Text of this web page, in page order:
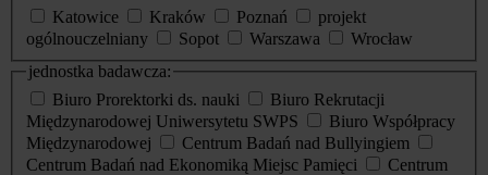
Katowice
Kraków Poznań
projekt
ogólnouczelniany
Sopot Warszawa
Wrocław
jednostka badawcza:
Biuro Prorektorki ds. nauki
Biuro Rekrutacji
Międzynarodowej Uniwersytetu SWPS
Biuro Współpracy
Międzynarodowej
Centrum Badań nad Bullyingiem
Centrum Badań nad Ekonomiką Miejsc Pamięci
Centrum